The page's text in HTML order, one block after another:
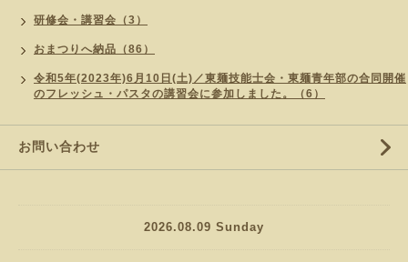
研修会・講習会（3）
おまつりへ納品（86）
令和5年(2023年)6月10日(土)／東麺技能士会・東麺青年部の合同開催
のフレッシュ・パスタの講習会に参加しました。（6）
お問い合わせ
2026.08.09 Sunday